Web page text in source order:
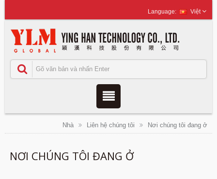
Việt
Nhà Liên hệ chúng tôi Nơi chúng tôi đang ở
NƠI CHÚNG TÔI ĐANG Ở